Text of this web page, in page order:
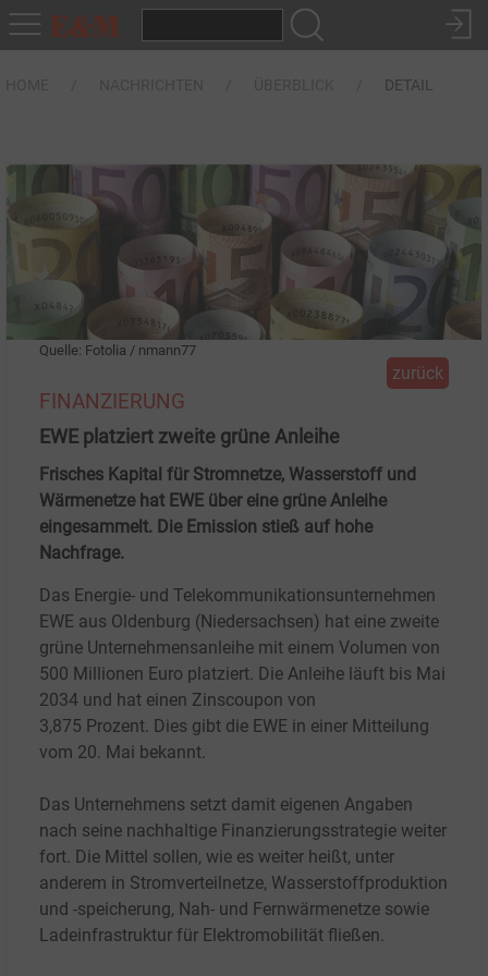
DETAIL
Quelle: Fotolia / nmann77
zurück
FINANZIERUNG
EWE platziert zweite grüne Anleihe
Frisches Kapital für Stromnetze, Wasserstoff und
Wärmenetze hat EWE über eine grüne Anleihe
eingesammelt. Die Emission stieß auf hohe
Nachfrage.
Das Energie- und Telekommunikationsunternehmen
EWE aus Oldenburg (Niedersachsen) hat eine zweite
grüne Unternehmensanleihe mit einem Volumen von
500 Millionen Euro platziert. Die Anleihe läuft bis Mai
2034 und hat einen Zinscoupon von
3,875 Prozent. Dies gibt die EWE in einer Mitteilung
vom 20. Mai bekannt.
Das Unternehmens setzt damit eigenen Angaben
nach seine nachhaltige Finanzierungsstrategie weiter
fort. Die Mittel sollen, wie es weiter heißt, unter
anderem in Stromverteilnetze, Wasserstoffproduktion
und -speicherung, Nah- und Fernwärmenetze sowie
Ladeinfrastruktur für Elektromobilität fließen.